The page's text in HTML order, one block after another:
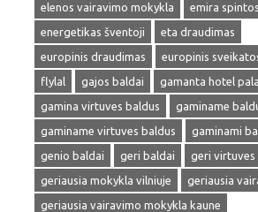
elenos vairavimo mokykla
emira spintos
energetikas šventoji
eta draudimas
europinis draudimas
europinis
flylal
gajos baldai
gamanta hotel
gamina virtuves baldus
gaminame
gaminame virtuves baldus
gaminami
genio baldai
geri baldai
geri virtuves
geriausia mokykla vilniuje
geriausia
geriausia vairavimo mokykla kaune